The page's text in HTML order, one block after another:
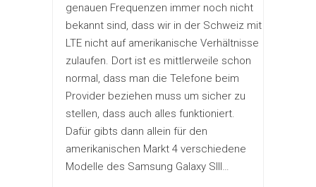
genauen Frequenzen immer noch nicht
bekannt sind, dass wir in der Schweiz mit
LTE nicht auf amerikanische Verhältnisse
zulaufen. Dort ist es mittlerweile schon
normal, dass man die Telefone beim
Provider beziehen muss um sicher zu
stellen, dass auch alles funktioniert.
Dafür gibts dann allein für den
amerikanischen Markt 4 verschiedene
Modelle des Samsung Galaxy SIII…